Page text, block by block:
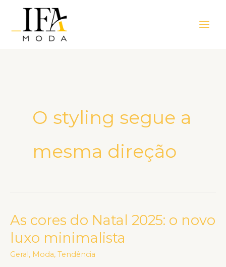
Menu
O styling segue a
mesma direção
As cores do Natal 2025: o novo
luxo minimalista
Geral , Moda, Tendência
As
cores
do
Natal